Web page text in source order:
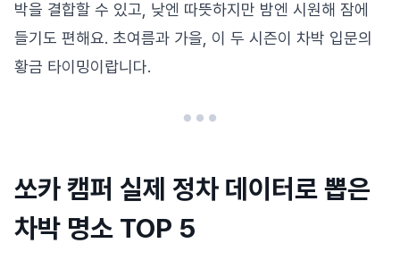
박을 결합할 수 있고, 낮엔 따뜻하지만 밤엔 시원해 잠에
들기도 편해요. 초여름과 가을, 이 두 시즌이 차박 입문의
황금 타이밍이랍니다.
쏘카 캠퍼 실제 정차 데이터로 뽑은
차박 명소 TOP 5